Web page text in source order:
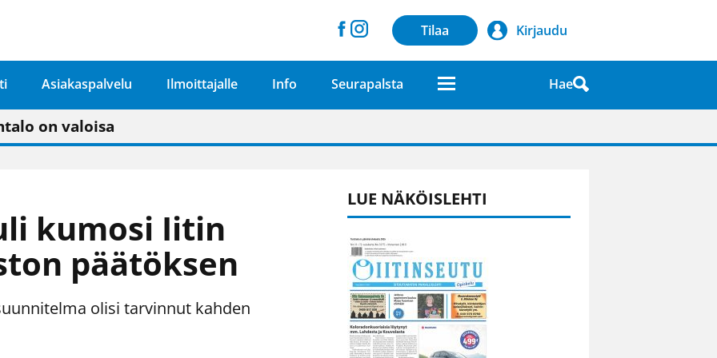
Tilaa Kirjaudu
Asiakaspalvelu Ilmoittajalle Info Seurapalsta Hae
pitäisi näkyä hieman parempana painojäljen laatuna lehdessä
on valoisa
uudelleen keskustavisiotyön”
omavaraisemmin kuin kaupungissa"
kumosi Iitin
päätöksen
olisi tarvinnut kahden
LUE NÄKÖISLEHTI